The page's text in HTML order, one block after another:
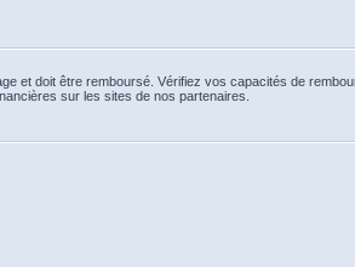
et doit être remboursé. Vérifiez vos capacités de
sur les sites de nos partenaires.